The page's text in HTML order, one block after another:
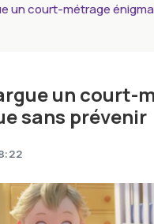
un court-métrage
un court-
sans prévenir